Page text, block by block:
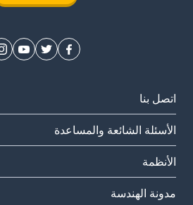
اتصل بنا
الأسئلة الشائعة والمساعدة
الأنظمة
مدونة الهندسة